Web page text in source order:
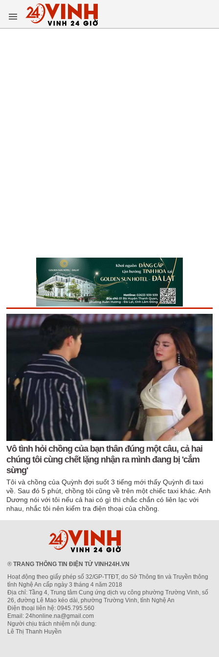
Vô tình hỏi chồng của bạn thân đúng một câu, cả hai
chúng tôi cùng chết lặng nhận ra mình đang bị 'cắm
sừng'
Tôi và chồng của Quỳnh đợi suốt 3 tiếng mới thấy Quỳnh đi taxi
về. Sau đó 5 phút, chồng tôi cũng về trên một chiếc taxi khác. Anh
Dương nói với tôi nếu cả hai có gì thì chắc chắn có liên lạc với
nhau, nhắc tôi nên kiểm tra điện thoại của chồng.
® TRANG THÔNG TIN ĐIỆN TỬ VINH24H.VN
Hoạt động theo giấy phép số 32/GP-TTĐT, do Sở Thông tin và Truyền thông
tỉnh Nghệ An cấp ngày 3 tháng 4 năm 2018
Địa chỉ: Tầng 4, Trung tâm Cung ứng dịch vụ công phường Trường Vinh, số
26, đường Lê Mao kéo dài, phường Trường Vinh, tỉnh Nghệ An
Điện thoại liên hệ: 0945.795.560
Email: 24honline.na@gmail.com
Người chịu trách nhiệm nội dung:
Lê Thị Thanh Huyền